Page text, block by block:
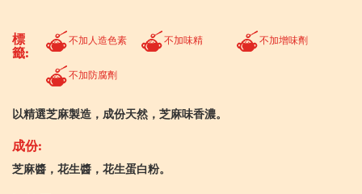
標
籤:
不加人造色素 不加味精 不加增味劑
不加防腐劑
以精選芝麻製造，成份天然，芝麻味香濃。
成份:
芝麻醬，花生醬，花生蛋白粉。